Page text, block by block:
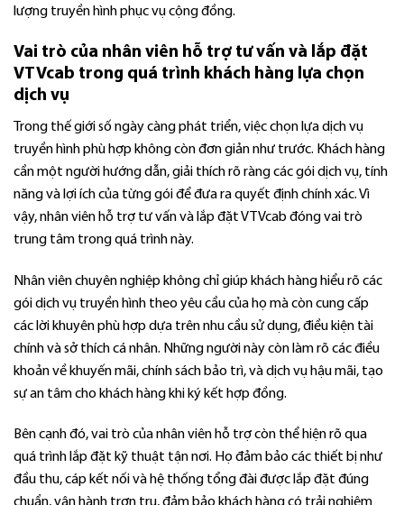
lượng truyền hình phục vụ cộng đồng.
Vai trò của nhân viên hỗ trợ tư vấn và lắp đặt
VTVcab trong quá trình khách hàng lựa chọn
dịch vụ
Trong thế giới số ngày càng phát triển, việc chọn lựa dịch vụ
truyền hình phù hợp không còn đơn giản như trước. Khách hàng
cần một người hướng dẫn, giải thích rõ ràng các gói dịch vụ, tính
năng và lợi ích của từng gói để đưa ra quyết định chính xác. Vì
vậy, nhân viên hỗ trợ tư vấn và lắp đặt VTVcab đóng vai trò
trung tâm trong quá trình này.
Nhân viên chuyên nghiệp không chỉ giúp khách hàng hiểu rõ các
gói dịch vụ truyền hình theo yêu cầu của họ mà còn cung cấp
các lời khuyên phù hợp dựa trên nhu cầu sử dụng, điều kiện tài
chính và sở thích cá nhân. Những người này còn làm rõ các điều
khoản về khuyến mãi, chính sách bảo trì, và dịch vụ hậu mãi, tạo
sự an tâm cho khách hàng khi ký kết hợp đồng.
Bên cạnh đó, vai trò của nhân viên hỗ trợ còn thể hiện rõ qua
quá trình lắp đặt kỹ thuật tận nơi. Họ đảm bảo các thiết bị như
đầu thu, cáp kết nối và hệ thống tổng đài được lắp đặt đúng